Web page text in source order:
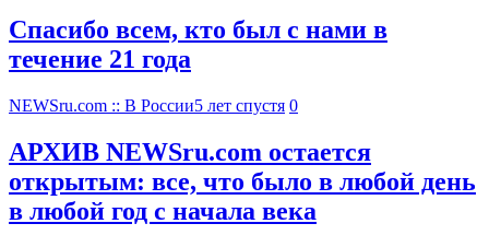
Спасибо всем, кто был с нами в
течение 21 года
NEWSru.com :: В России5 лет спустя 0
АРХИВ NEWSru.com остается
открытым: все, что было в любой день
в любой год с начала века